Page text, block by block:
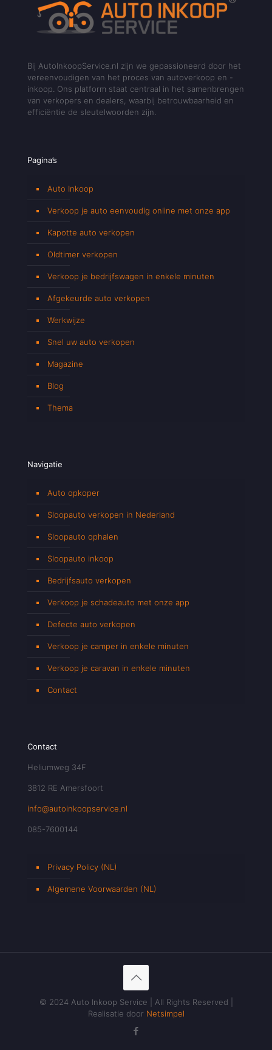
Bij AutoInkoopService.nl zijn we gepassioneerd door het
vereenvoudigen van het proces van autoverkoop en -
inkoop. Ons platform staat centraal in het samenbrengen
van verkopers en dealers, waarbij betrouwbaarheid en
efficiëntie de sleutelwoorden zijn.
Pagina’s
Auto Inkoop
Verkoop je auto eenvoudig online met onze app
Kapotte auto verkopen
Oldtimer verkopen
Verkoop je bedrijfswagen in enkele minuten
Afgekeurde auto verkopen
Werkwijze
Snel uw auto verkopen
Magazine
Blog
Thema
Navigatie
Auto opkoper
Sloopauto verkopen in Nederland
Sloopauto ophalen
Sloopauto inkoop
Bedrijfsauto verkopen
Verkoop je schadeauto met onze app
Defecte auto verkopen
Verkoop je camper in enkele minuten
Verkoop je caravan in enkele minuten
Contact
Contact
Heliumweg 34F
3812 RE Amersfoort
info@autoinkoopservice.nl
085-7600144
Privacy Policy (NL)
Algemene Voorwaarden (NL)
© 2024 Auto Inkoop Service | All Rights Reserved |
Realisatie door Netsimpel